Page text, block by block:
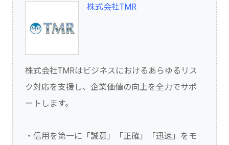
株式会社TMR
株式会社TMRはビジネスにおけるあらゆるリス
ク対応を支援し、企業価値の向上を全力でサポ
ートします。
・信用を第一に「誠意」「正確」「迅速」をモ